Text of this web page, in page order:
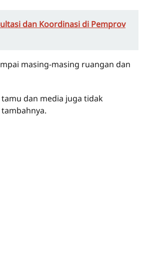
dan Koordinasi di Pemprov
masing-masing ruangan dan
dan media juga tidak